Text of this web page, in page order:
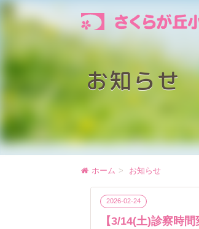
お知らせ
ホーム お知らせ
2026-02-24
【3/14(土)診察時間